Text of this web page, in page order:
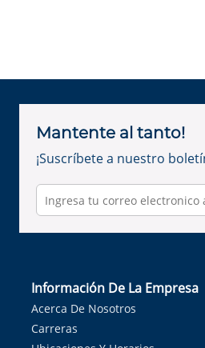
Mantente al tanto!
¡Suscríbete a nuestro
Información De La Empresa
Acerca De Nosotros
Carreras